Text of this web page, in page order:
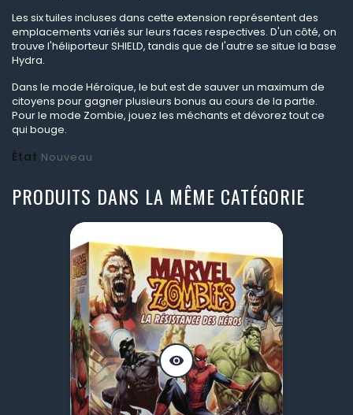
Les six tuiles incluses dans cette extension représentent des
emplacements variés sur leurs faces respectives. D'un côté, on
trouve l'héliporteur SHIELD, tandis que de l'autre se situe la base
Hydra.
Dans le mode Héroïque, le but est de sauver un maximum de
citoyens pour gagner plusieurs bonus au cours de la partie.
Pour le mode Zombie, jouez les méchants et dévorez tout ce
qui bouge.
État Nouveau
PRODUITS DANS LA MÊME CATÉGORIE
visibility